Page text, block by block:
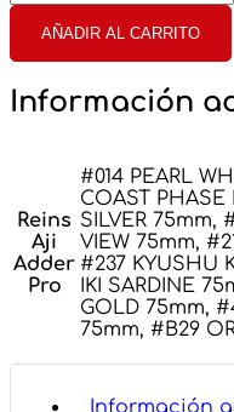
Ringer
Adder
Pro
cantidad
AÑADIR AL CARRITO
Información
Reins
Aji
Adder
Pro
#014 PEARL
COAST PHASE
SILVER 75mm,
VIEW 75mm,
#237 KYUSHU
IKI SARDINE
GOLD 75mm,
75mm, #B29
Información